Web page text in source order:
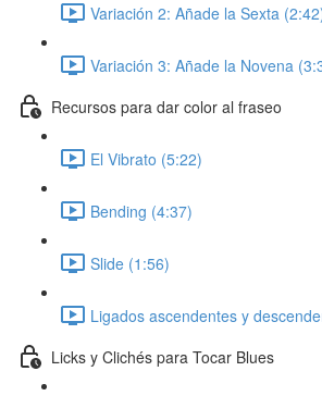
Variación 2: Añade la Sexta
Variación 3: Añade la Novena
Recursos para dar color al fraseo
El Vibrato (5:22)
Bending (4:37)
Slide (1:56)
Ligados ascendentes y
Licks y Clichés para Tocar Blues